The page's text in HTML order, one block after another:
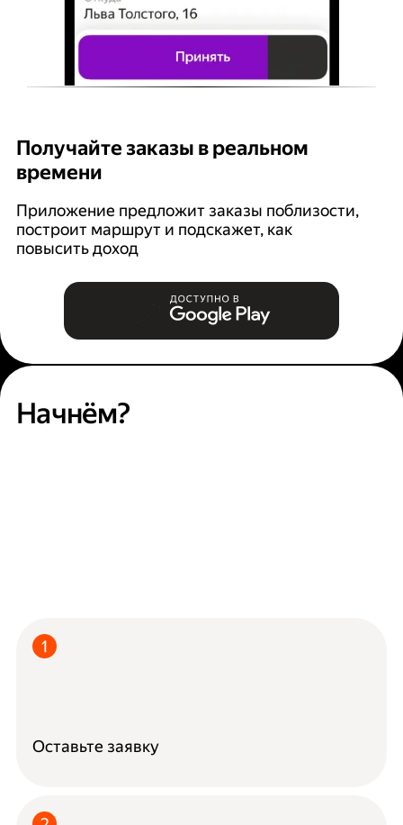
Получайте заказы в реальном
времени
Приложение предложит заказы поблизости,
построит маршрут и подскажет, как
повысить доход
Начнём?
Оставьте заявку